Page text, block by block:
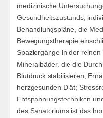
medizinische
Gesundheitszustands;
Behandlungspläne, die
Bewegungstherapie
Spaziergänge in der
Mineralbäder, die die
Blutdruck stabilisieren;
herzgesunden Diät;
Entspannungstechniken
des Sanatoriums ist das